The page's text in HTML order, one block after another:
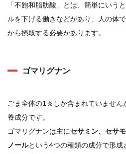
「不飽和脂肪酸」とは、簡単にいう
ルを下げる働きなどがあり、人の体
から摂取する必要があります。
ゴマリグナン
ごま全体の1％しか含まれていませ
養成分です。
ゴマリグナンは主にセサミン、セサ
ノールという4つの種類の成分で形成